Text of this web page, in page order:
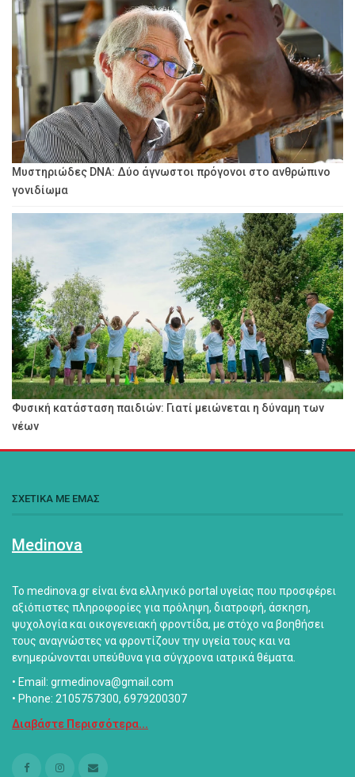
Μυστηριώδες DNA: Δύο άγνωστοι πρόγονοι στο ανθρώπινο
γονιδίωμα
Φυσική κατάσταση παιδιών: Γιατί μειώνεται η δύναμη των
νέων
ΣΧΕΤΙΚΑ ΜΕ ΕΜΑΣ
Medinova
Το medinova.gr είναι ένα ελληνικό portal υγείας που προσφέρει
αξιόπιστες πληροφορίες για πρόληψη, διατροφή, άσκηση,
ψυχολογία και οικογενειακή φροντίδα, με στόχο να βοηθήσει
τους αναγνώστες να φροντίζουν την υγεία τους και να
ενημερώνονται υπεύθυνα για σύγχρονα ιατρικά θέματα.
• Email: grmedinova@gmail.com
• Phone: 2105757300, 6979200307
Διαβάστε Περισσότερα...